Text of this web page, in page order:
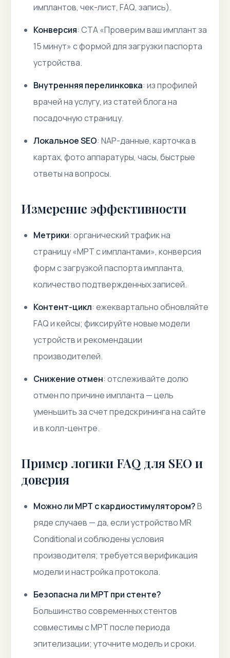
имплантов, чек-лист, FAQ, запись).
Конверсия: CTA «Проверим ваш имплант за
15 минут» с формой для загрузки паспорта
устройства.
Внутренняя перелинковка: из профилей
врачей на услугу, из статей блога на
посадочную страницу.
Локальное SEO: NAP-данные, карточка в
картах, фото аппаратуры, часы, быстрые
ответы на вопросы.
Измерение эффективности
Метрики: органический трафик на
страницу «МРТ с имплантами», конверсия
форм с загрузкой паспорта импланта,
количество подтвержденных записей.
Контент-цикл: ежеквартально обновляйте
FAQ и кейсы; фиксируйте новые модели
устройств и рекомендации
производителей.
Снижение отмен: отслеживайте долю
отмен по причине импланта — цель
уменьшить за счет предскрининга на сайте
и в колл-центре.
Пример логики FAQ для SEO и
доверия
Можно ли МРТ с кардиостимулятором?В
ряде случаев — да, если устройство MR
Conditional и соблюдены условия
производителя; требуется верификация
модели и настройка протокола.
Безопасна ли МРТ при стенте?
Большинство современных стентов
совместимы с МРТ после периода
эпителизации; уточните модель и сроки.